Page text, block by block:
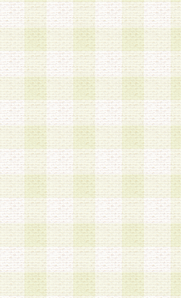
るものとします。
付与したログインIDおよびパ
、全て会員本人がその責任を負
付与されたログインIDおよび
売買その他形態を問わず第三者
ます。
よるログインIDおよびパスワー
利用に伴う損害の発生について
の他原因の如何を問わず、一切
報
登録情報に含まれる氏名・住所
人を識別できる情報を当社が別
基づき適切に取り扱うものとし